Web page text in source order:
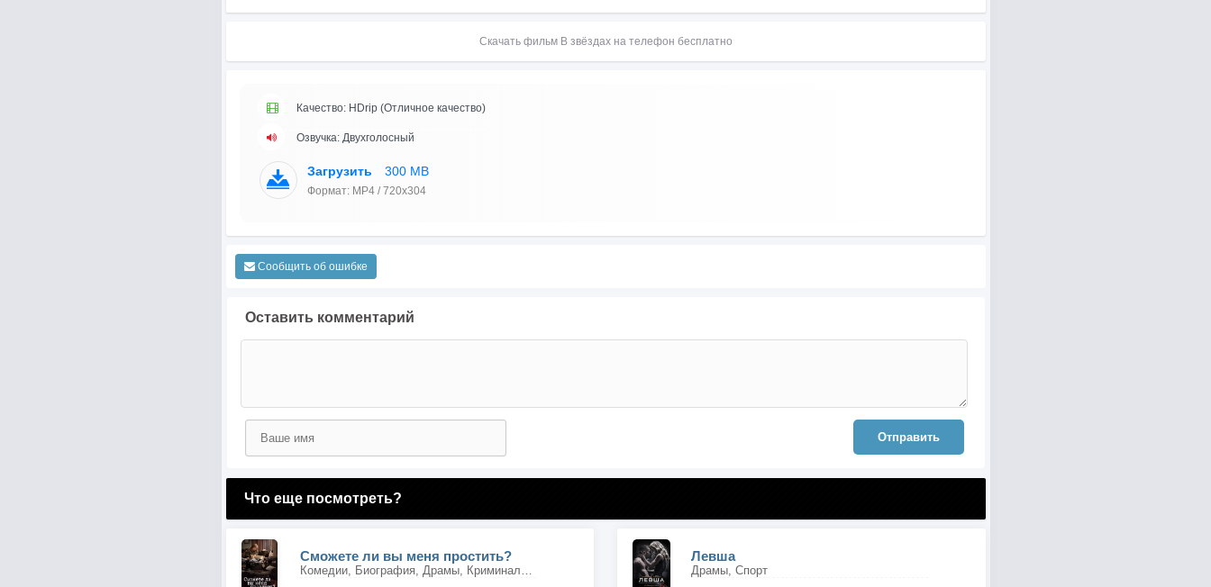
Скачать фильм В звёздах на телефон бесплатно
Качество: HDrip (Отличное качество)
Озвучка: Двухголосный
Загрузить 300 MB
Формат: MP4 / 720x304
Сообщить об ошибке
Оставить комментарий
Отправить
Что еще посмотреть?
Сможете ли вы меня простить?
Комедии, Биография, Драмы, Криминальные
Левша
Драмы, Спорт